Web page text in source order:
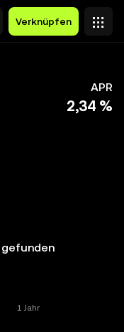
Verknüpfen
APR
2,34 %
1 Jahr